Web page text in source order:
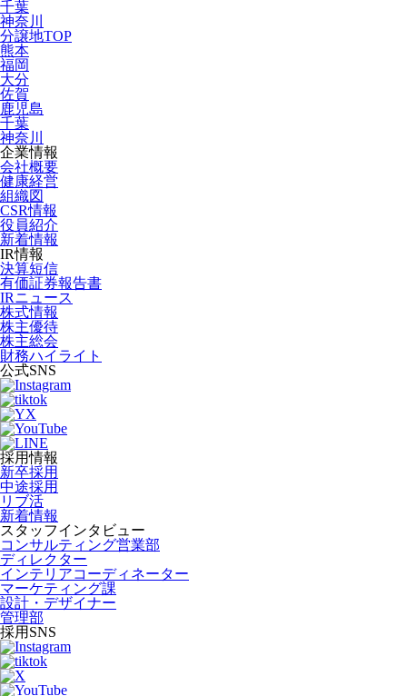
千葉
神奈川
分譲地TOP
熊本
福岡
大分
佐賀
鹿児島
千葉
神奈川
企業情報
会社概要
健康経営
組織図
CSR情報
役員紹介
新着情報
IR情報
決算短信
有価証券報告書
IRニュース
株式情報
株主優待
株主総会
財務ハイライト
公式SNS
採用情報
新卒採用
中途採用
リブ活
新着情報
スタッフインタビュー
コンサルティング営業部
ディレクター
インテリアコーディネーター
マーケティング課
設計・デザイナー
管理部
採用SNS